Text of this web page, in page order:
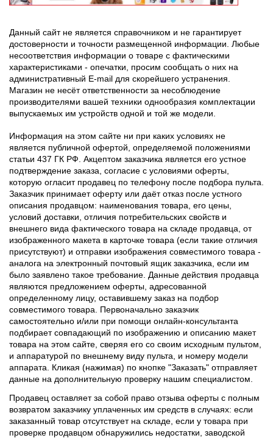
Данный сайт не является справочником и не гарантирует
достоверности и точности размещенной информации. Любые
несоответствия информации о товаре с фактическими
характеристиками - опечатки, просим сообщать о них на
административный E-mail для скорейшего устранения.
Магазин не несёт ответственности за несоблюдение
производителями вашей техники однообразия комплектации
выпускаемых им устройств одной и той же модели.
Информация на этом сайте ни при каких условиях не
является публичной офертой, определяемой положениями
статьи 437 ГК РФ. Акцептом заказчика является его устное
подтверждение заказа, согласие с условиями оферты,
которую огласит продавец по телефону после подбора пульта.
Заказчик принимает оферту или даёт отказ после устного
описания продавцом: наименования товара, его цены,
условий доставки, отличия потребительских свойств и
внешнего вида фактического товара на складе продавца, от
изображенного макета в карточке товара (если такие отличия
присутствуют) и отправки изображения совместимого товара -
аналога на электронный почтовый ящик заказчика, если им
было заявлено такое требование. Данные действия продавца
являются предложением оферты, адресованной
определенному лицу, оставившему заказ на подбор
совместимого товара. Первоначально заказчик
самостоятельно и/или при помощи онлайн-консультанта
подбирает совпадающий по изображению и описанию макет
товара на этом сайте, сверяя его со своим исходным пультом,
и аппаратурой по внешнему виду пульта, и номеру модели
аппарата. Кликая (нажимая) по кнопке "Заказать" отправляет
данные на дополнительную проверку нашим специалистом.
Продавец оставляет за собой право отзыва оферты с полным
возвратом заказчику уплаченных им средств в случаях: если
заказанный товар отсутствует на складе, если у товара при
проверке продавцом обнаружились недостатки, заводской